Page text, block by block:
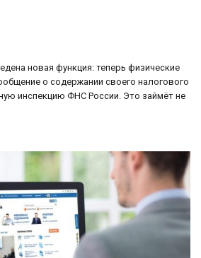
новая функция: теперь физические
о содержании своего налогового
инспекцию ФНС России. Это займёт не